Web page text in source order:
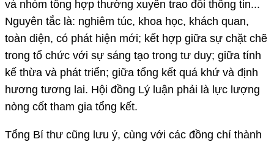
và nhóm tổng hợp thường xuyên trao đổi thông tin...
Nguyên tắc là: nghiêm túc, khoa học, khách quan,
toàn diện, có phát hiện mới; kết hợp giữa sự chặt chẽ
trong tổ chức với sự sáng tạo trong tư duy; giữa tính
kế thừa và phát triển; giữa tổng kết quá khứ và định
hương tương lai. Hội đồng Lý luận phải là lực lượng
nòng cốt tham gia tổng kết.
Tổng Bí thư cũng lưu ý, cùng với các đồng chí thành